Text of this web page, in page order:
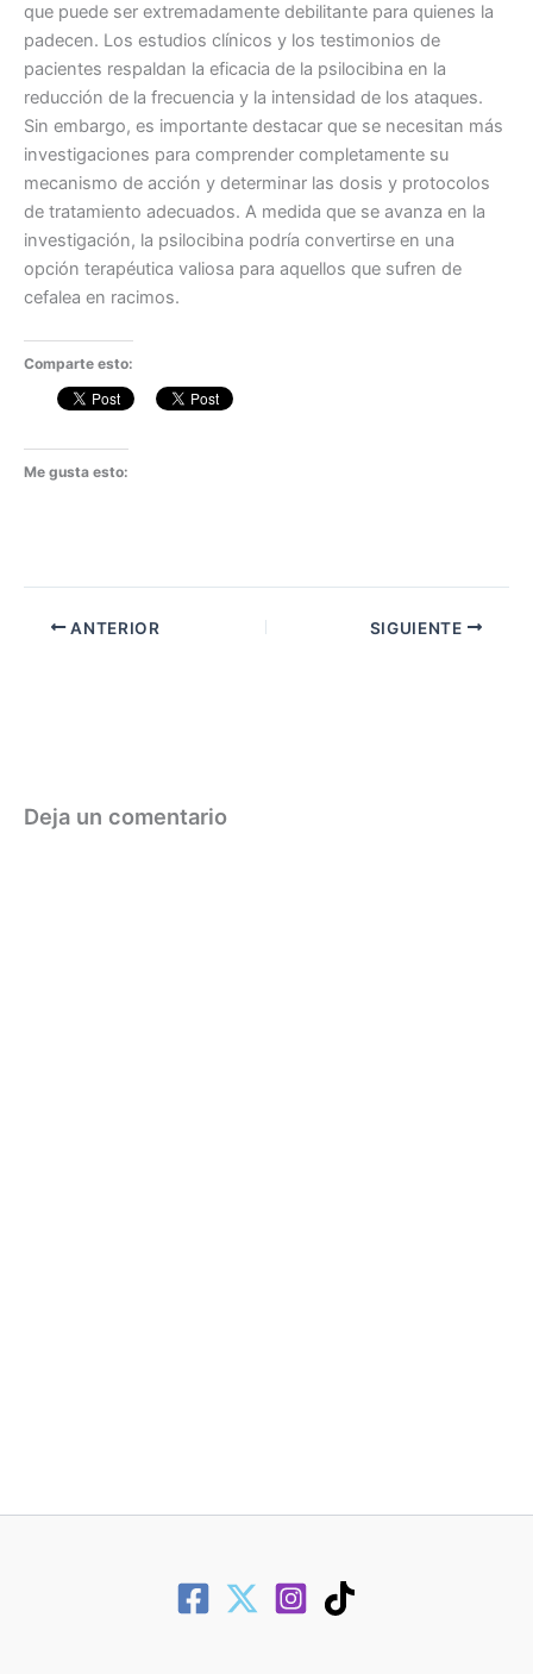
que puede ser extremadamente debilitante para quienes la
padecen. Los estudios clínicos y los testimonios de
pacientes respaldan la eficacia de la psilocibina en la
reducción de la frecuencia y la intensidad de los ataques.
Sin embargo, es importante destacar que se necesitan más
investigaciones para comprender completamente su
mecanismo de acción y determinar las dosis y protocolos
de tratamiento adecuados. A medida que se avanza en la
investigación, la psilocibina podría convertirse en una
opción terapéutica valiosa para aquellos que sufren de
cefalea en racimos.
Comparte esto:
Me gusta esto:
ANTERIOR SIGUIENTE
Deja un comentario